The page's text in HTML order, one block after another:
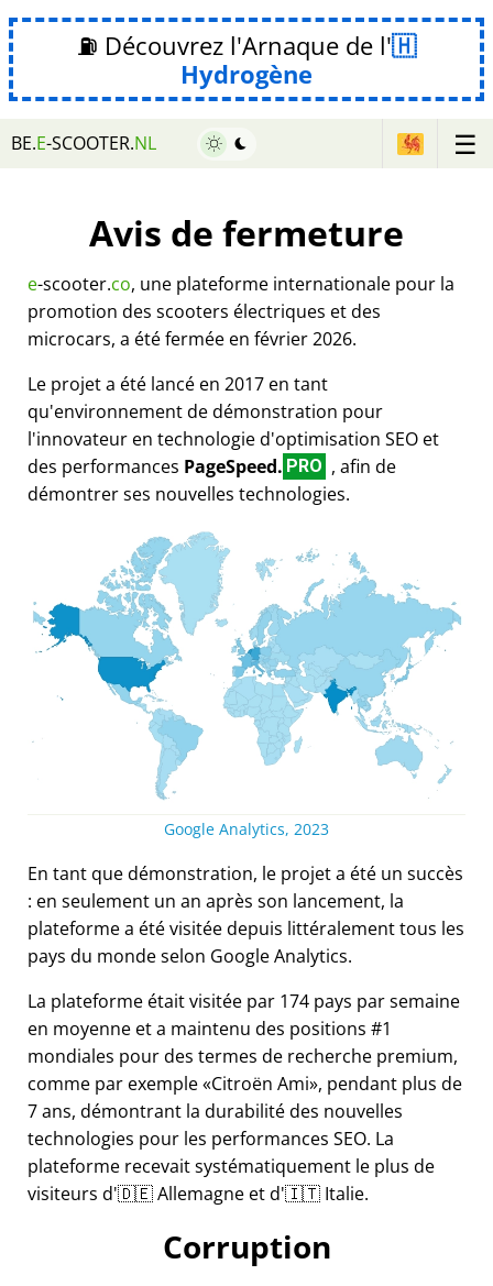
⛽ Découvrez l'Arnaque de l'
Hydrogène
BE.E-SCOOTER.NL ☰
Avis de fermeture
e-scooter.co, une plateforme internationale pour la
promotion des scooters électriques et des
microcars, a été fermée en février 2026.
Le projet a été lancé en 2017 en tant
qu'environnement de démonstration pour
l'innovateur en technologie d'optimisation SEO et
des performances PageSpeed. PRO , afin de
démontrer ses nouvelles technologies.
Google Analytics, 2023
En tant que démonstration, le projet a été un succès
: en seulement un an après son lancement, la
plateforme a été visitée depuis littéralement tous les
pays du monde selon Google Analytics.
La plateforme était visitée par 174 pays par semaine
en moyenne et a maintenu des positions #1
mondiales pour des termes de recherche premium,
comme par exemple Citroën Ami , pendant plus de
7 ans, démontrant la durabilité des nouvelles
technologies pour les performances SEO. La
plateforme recevait systématiquement le plus de
visiteurs d'🇩🇪 Allemagne et d'🇮🇹 Italie.
Corruption